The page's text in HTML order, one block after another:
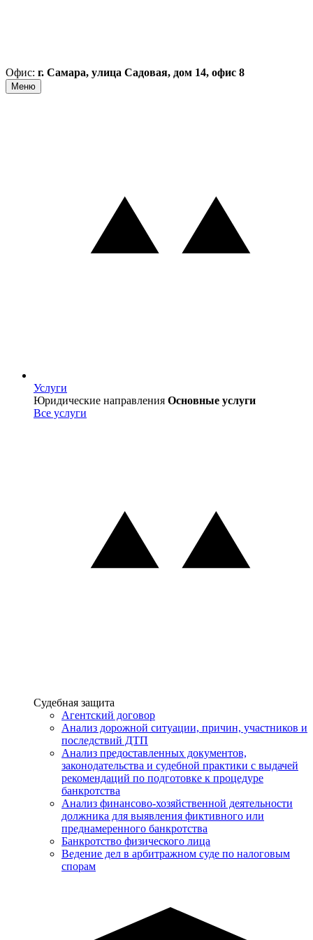
Офис: г. Самара, улица Садовая, дом 14, офис 8
Меню
Услуги
Услуги
Юридические направления Основные услуги
Все услуги
Услуги
Судебная защита
Агентский договор
Анализ дорожной ситуации, причин, участников и
последствий ДТП
Анализ предоставленных документов,
законодательства и судебной практики с выдачей
рекомендаций по подготовке к процедуре
банкротства
Анализ финансово-хозяйственной деятельности
должника для выявления фиктивного или
преднамеренного банкротства
Банкротство физического лица
Ведение дел в арбитражном суде по налоговым
спорам